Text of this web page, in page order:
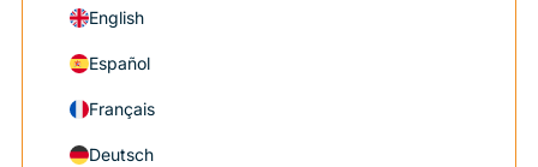
English
Español
Français
Deutsch